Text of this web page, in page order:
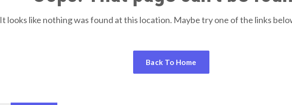
It looks like nothing was found at this location. Maybe try one of the links
Back To Home